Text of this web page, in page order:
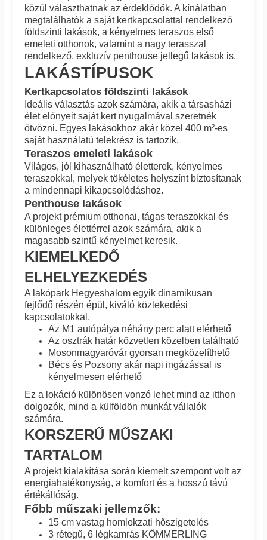
közül választhatnak az érdeklődők. A kínálatban
megtalálhatók a saját kertkapcsolattal rendelkező
földszinti lakások, a kényelmes teraszos első
emeleti otthonok, valamint a nagy terasszal
rendelkező, exkluzív penthouse jellegű lakások is.
LAKÁSTÍPUSOK
Kertkapcsolatos földszinti lakások
Ideális választás azok számára, akik a társasházi
élet előnyeit saját kert nyugalmával szeretnék
ötvözni. Egyes lakásokhoz akár közel 400 m²-es
saját használatú telekrész is tartozik.
Teraszos emeleti lakások
Világos, jól kihasználható életterek, kényelmes
teraszokkal, melyek tökéletes helyszínt biztosítanak
a mindennapi kikapcsolódáshoz.
Penthouse lakások
A projekt prémium otthonai, tágas teraszokkal és
különleges élettérrel azok számára, akik a
magasabb szintű kényelmet keresik.
KIEMELKEDŐ
ELHELYEZKEDÉS
A lakópark Hegyeshalom egyik dinamikusan
fejlődő részén épül, kiváló közlekedési
kapcsolatokkal.
Az M1 autópálya néhány perc alatt elérhető
Az osztrák határ közvetlen közelben található
Mosonmagyaróvár gyorsan megközelíthető
Bécs és Pozsony akár napi ingázással is
kényelmesen elérhető
Ez a lokáció különösen vonzó lehet mind az itthon
dolgozók, mind a külföldön munkát vállalók
számára.
KORSZERŰ MŰSZAKI
TARTALOM
A projekt kialakítása során kiemelt szempont volt az
energiahatékonyság, a komfort és a hosszú távú
értékállóság.
Főbb műszaki jellemzők:
15 cm vastag homlokzati hőszigetelés
3 rétegű, 6 légkamrás KÖMMERLING